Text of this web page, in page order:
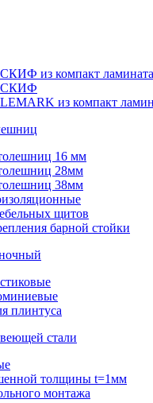
из компакт
СКИФ
из компакт
16 мм
28мм
38мм
щитов
барной стойки
плинтуса
стали
толщины t=1мм
монтажа